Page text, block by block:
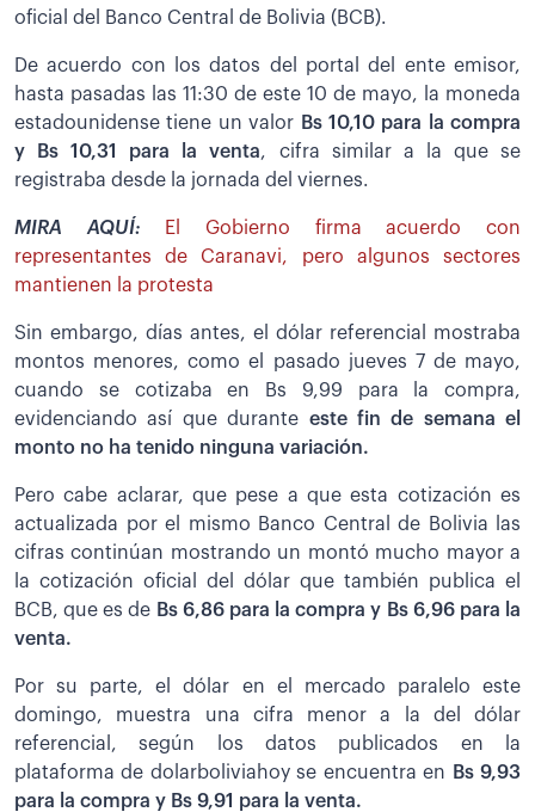
oficial del Banco Central de Bolivia (BCB).
De acuerdo con los datos del portal del ente emisor,
hasta pasadas las 11:30 de este 10 de mayo, la moneda
estadounidense tiene un valor Bs 10,10 para la compra
y Bs 10,31 para la venta, cifra similar a la que se
registraba desde la jornada del viernes.
MIRA AQUÍ:
El Gobierno firma acuerdo con
representantes de Caranavi, pero algunos sectores
mantienen la protesta
Sin embargo, días antes, el dólar referencial mostraba
montos menores, como el pasado jueves 7 de mayo,
cuando se cotizaba en Bs 9,99 para la compra,
evidenciando así que durante este fin de semana el
monto no ha tenido ninguna variación.
Pero cabe aclarar, que pese a que esta cotización es
actualizada por el mismo Banco Central de Bolivia las
cifras continúan mostrando un montó mucho mayor a
la cotización oficial del dólar que también publica el
BCB, que es de Bs 6,86 para la compra y Bs 6,96 para la
venta.
Por su parte, el dólar en el mercado paralelo este
domingo, muestra una cifra menor a la del dólar
referencial, según los datos publicados en la
plataforma de dolarboliviahoy se encuentra en
Bs 9,93
para la compra y Bs 9,91 para la venta.